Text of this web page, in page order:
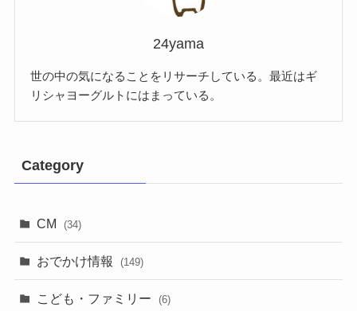
24yama
世の中の気になることをリサーチしている。最近はギ
リシャヨーグルトにはまっている。
Category
CM (34)
おでかけ情報 (149)
こども・ファミリー (6)